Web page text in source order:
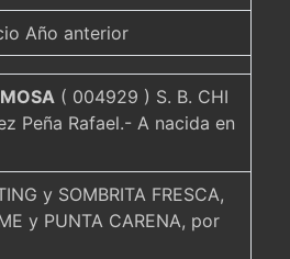
Año anterior
( 004929 ) S. B. CHI
Peña Rafael.- A nacida en
y SOMBRITA FRESCA,
y PUNTA CARENA, por